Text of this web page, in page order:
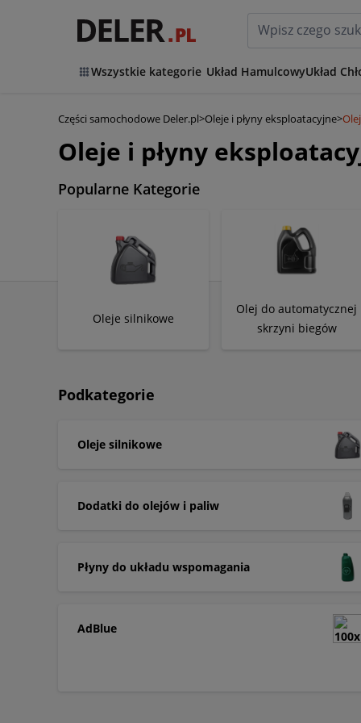
Wszystkie kategorie Układ HamulcowyUkład
Części samochodowe Deler.pl>Oleje i płyny eksploatacyjne>
Oleje i płyny
Popularne Kategorie
Oleje silnikowe
Olej do automatycznej
skrzyni biegów
Podkategorie
Oleje silnikowe
Dodatki do olejów i paliw
Płyny do układu wspomagania
AdBlue